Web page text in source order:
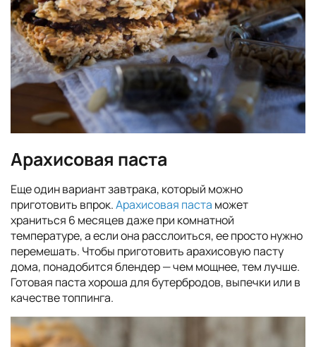
Арахисовая паста
Еще один вариант завтрака, который можно
приготовить впрок.Арахисовая паста может
храниться 6 месяцев даже при комнатной
температуре, а если она расслоиться, ее просто нужно
перемешать. Чтобы приготовить арахисовую пасту
дома, понадобится блендер — чем мощнее, тем лучше.
Готовая паста хороша для бутербродов, выпечки или в
качестве топпинга.